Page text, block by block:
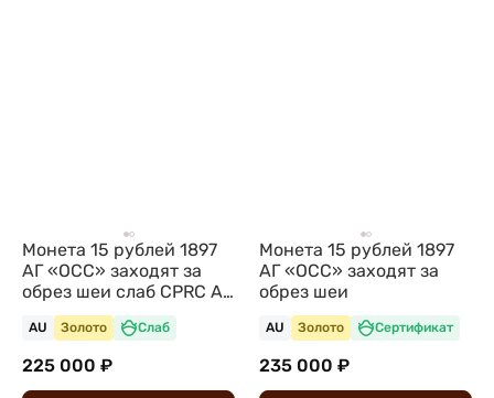
Монета 15 рублей 1897
АГ «ОСС» заходят за
обрез шеи слаб CPRC AU
AU Золото Слаб
225 000 ₽
Монета 15 рублей 1897
АГ «ОСС» заходят за
обрез шеи
AU Золото Сертификат
235 000 ₽